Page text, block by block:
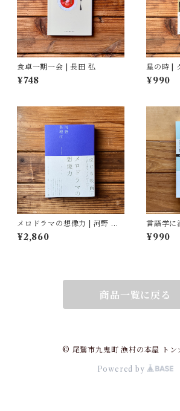
食卓一期一会 | 長田 弘
¥748
星の時 | クラリッセ・リスペク
トル, 福
¥990
メロドラマの想像力 | 河野 真
理江
¥2,860
言語学に
守れるの
¥990
商品一覧に戻る
© 尾鷲市九鬼町 漁村の本屋 トン
Powered by